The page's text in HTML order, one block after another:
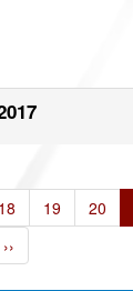
18 19 20
››